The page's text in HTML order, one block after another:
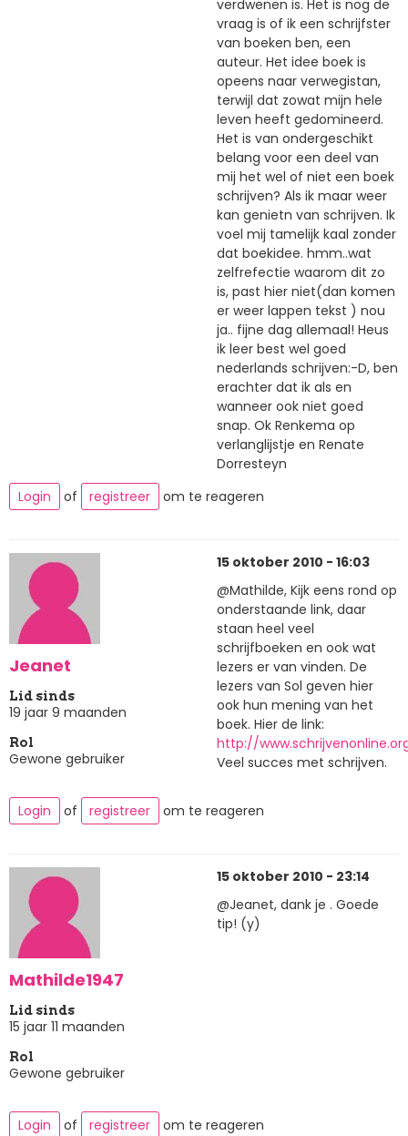
verdwenen is. Het is nog de
vraag is of ik een schrijfster
van boeken ben, een
auteur. Het idee boek is
opeens naar verwegistan,
terwijl dat zowat mijn hele
leven heeft gedomineerd.
Het is van ondergeschikt
belang voor een deel van
mij het wel of niet een boek
schrijven? Als ik maar weer
kan genietn van schrijven. Ik
voel mij tamelijk kaal zonder
dat boekidee. hmm..wat
zelfrefectie waarom dit zo
is, past hier niet(dan komen
er weer lappen tekst ) nou
ja.. fijne dag allemaal! Heus
ik leer best wel goed
nederlands schrijven:-D, ben
erachter dat ik als en
wanneer ook niet goed
snap. Ok Renkema op
verlanglijstje en Renate
Dorresteyn
Login
of registreer om te reageren
Jeanet
Lid sinds
19 jaar 9 maanden
Rol
Gewone gebruiker
15 oktober 2010 - 16:03
@Mathilde, Kijk eens rond op
onderstaande link, daar
staan heel veel
schrijfboeken en ook wat
lezers er van vinden. De
lezers van Sol geven hier
ook hun mening van het
boek. Hier de link:
http://
Veel succes met schrijven.
Login of registreer om te reageren
Mathilde1947
Lid sinds
15 jaar 11 maanden
Rol
Gewone gebruiker
15 oktober 2010 - 23:14
@Jeanet, dank je . Goede
tip! (y)
Login of registreer om te reageren